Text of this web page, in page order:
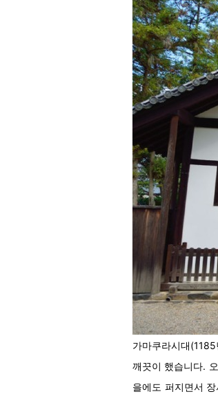
가마쿠라시대
깨끗이 했습니다.
을에도 퍼지면서